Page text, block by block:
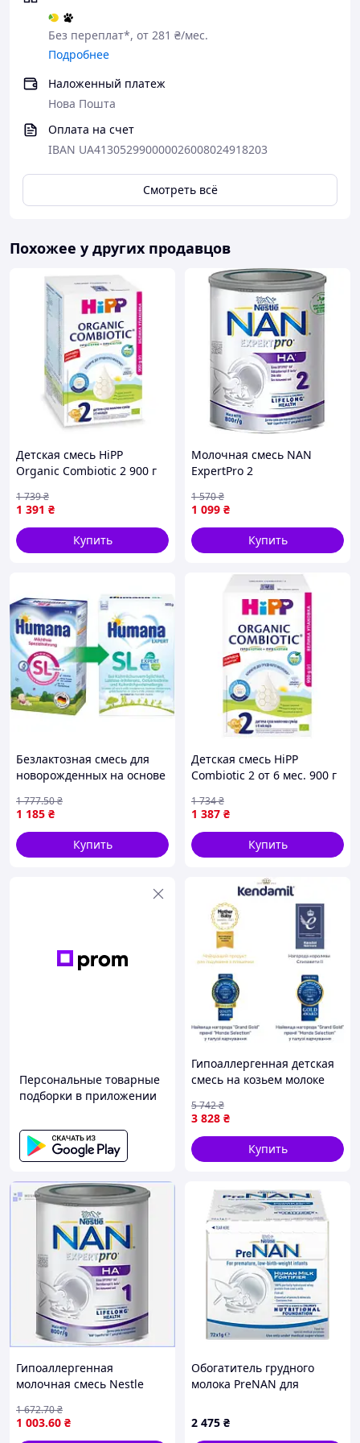
Без переплат*, от 281 ₴/мес.
Подробнее
Наложенный платеж
Нова Пошта
Оплата на счет
IBAN UA413052990000026008024918203
Смотреть всё
Похожее у других продавцов
Детская смесь HiPP
Organic Combiotic 2 900 г
1 391 ₴
1 739₴
Купить
Молочная смесь NAN
ExpertPro 2
Nestle для детей от 6 до 12
месяцев,
гипоаллергенная, с
бифидобактериями
1 099 ₴
1 570₴
Купить
Безлактозная смесь для
новорожденных на основе
аминокислотами 400г
FLAME
1 185 ₴
1 777.50₴
Купить
Детская смесь HiPP
Combiotic 2 от 6 мес. 900 г
1 387 ₴
1 734₴
Купить
Персональные товарные
подборки в приложении
Гипоаллергенная детская
смесь на козьем молоке
ГМО для здорового роста
FLAME
3 828 ₴
5 742₴
Купить
Гипоаллергенная
молочная смесь Nestle
800г для малышей от
рождения до 6 месяцев
1 003.60 ₴
1 672.70₴
Обогатитель грудного
молока PreNAN для
недоношенных и детей
рожденных с низкой
2 475 ₴